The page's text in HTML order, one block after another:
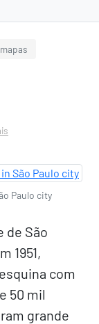
Paulo city
de São
1951,
com
50 mil
grande